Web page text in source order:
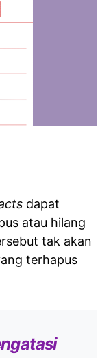
dapat
atau hilang
tak akan
terhapus